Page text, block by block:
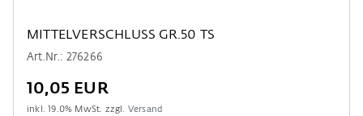
MITTELVERSCHLUSS GR.50 TS
Art.Nr.: 276266
10,05 EUR
inkl.19.0% MwSt. zzgl. Versand